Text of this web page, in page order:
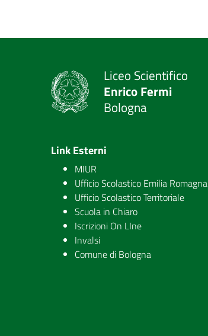
Liceo Scientifico
Enrico Fermi
Bologna
Link Esterni
MIUR
Ufficio Scolastico Emilia Romagna
Ufficio Scolastico Territoriale
Scuola in Chiaro
Iscrizioni On LIne
Invalsi
Comune di Bologna